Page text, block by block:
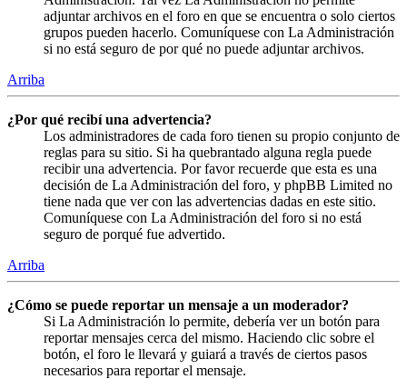
adjuntar archivos en el foro en que se encuentra o solo ciertos
grupos pueden hacerlo. Comuníquese con La Administración
si no está seguro de por qué no puede adjuntar archivos.
Arriba
¿Por qué recibí una advertencia?
Los administradores de cada foro tienen su propio conjunto de
reglas para su sitio. Si ha quebrantado alguna regla puede
recibir una advertencia. Por favor recuerde que esta es una
decisión de La Administración del foro, y phpBB Limited no
tiene nada que ver con las advertencias dadas en este sitio.
Comuníquese con La Administración del foro si no está
seguro de porqué fue advertido.
Arriba
¿Cómo se puede reportar un mensaje a un moderador?
Si La Administración lo permite, debería ver un botón para
reportar mensajes cerca del mismo. Haciendo clic sobre el
botón, el foro le llevará y guiará a través de ciertos pasos
necesarios para reportar el mensaje.